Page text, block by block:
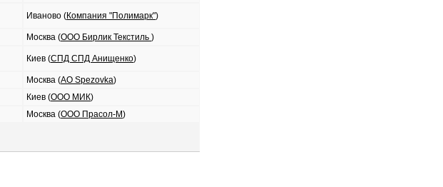
Иваново (Компания "Полимарк")
Москва (OOO Бирлик Текстиль )
Киев (СПД СПД Анищенко)
Москва (АО Spezovka)
Киев (ООО МИК)
Москва (ООО Прасол-М)